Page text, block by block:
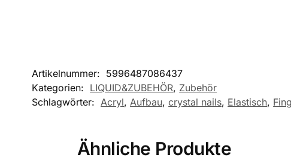
Artikelnummer: 5996487086437
Kategorien: LIQUID&ZUBEHÖR, Zubehör
Schlagwörter: Acryl, Aufbau,crystal nails, Elastisch,
Ähnliche Produkte